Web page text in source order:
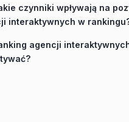
czynniki wpływają na
interaktywnych w
agencji